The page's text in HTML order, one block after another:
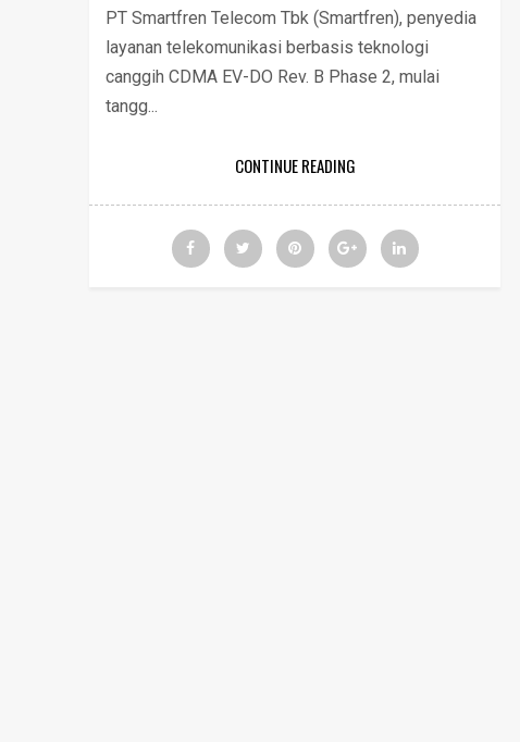
PT Smartfren Telecom Tbk (Smartfren), penyedia
layanan telekomunikasi berbasis teknologi
canggih CDMA EV-DO Rev. B Phase 2, mulai
tangg...
CONTINUE READING